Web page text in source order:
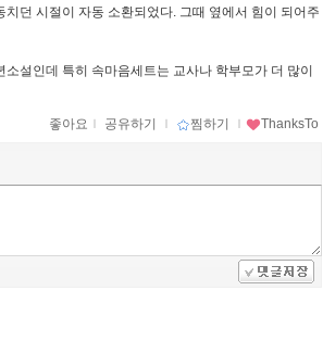
던 시절이 자동 소환되었다. 그때 옆에서 힘이 되어주
설인데 특히 속마음세트는 교사나 학부모가 더 많이
좋아요 ｌ 공유하기 ｌ 찜하기 ｌ ThanksTo